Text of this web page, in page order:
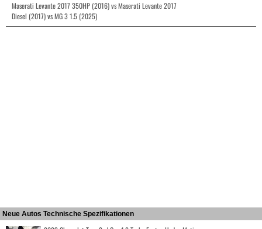
Maserati Levante 2017 350HP (2016) vs Maserati Levante 2017
Diesel (2017) vs MG 3 1.5 (2025)
Neue Autos Technische Spezifikationen